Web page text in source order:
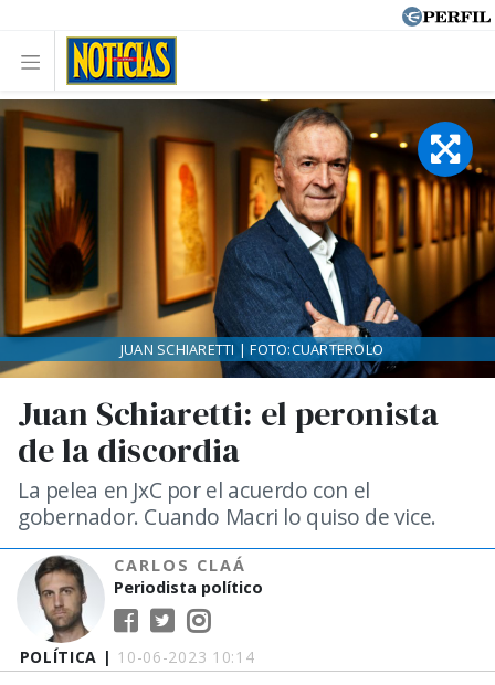
POLÍTICA | 10-06-2023 10:14
Juan Schiaretti: el peronista
de la discordia
La pelea en JxC por el acuerdo con el
gobernador. Cuando Macri lo quiso de vice.
CARLOS CLAÁ
Periodista político
JUAN SCHIARETTI | FOTO:CUARTEROLO